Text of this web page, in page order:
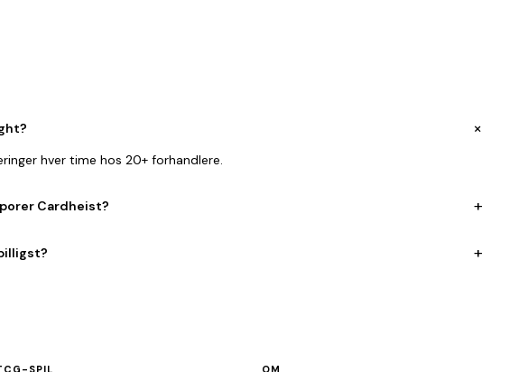
+
hver time hos 20+ forhandlere.
Cardheist? +
+
SPIL OM